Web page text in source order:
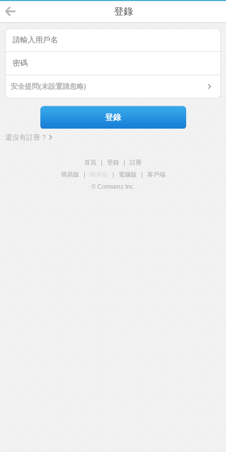
登錄
安全提問(未設置請忽略)
登錄
還沒有註冊？
首頁 登錄
註冊
簡易版
觸屏版 電腦版
客戶端
© Comsenz Inc.